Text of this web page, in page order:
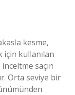
kesme,
için kullanılan
saçın
Orta seviye bir